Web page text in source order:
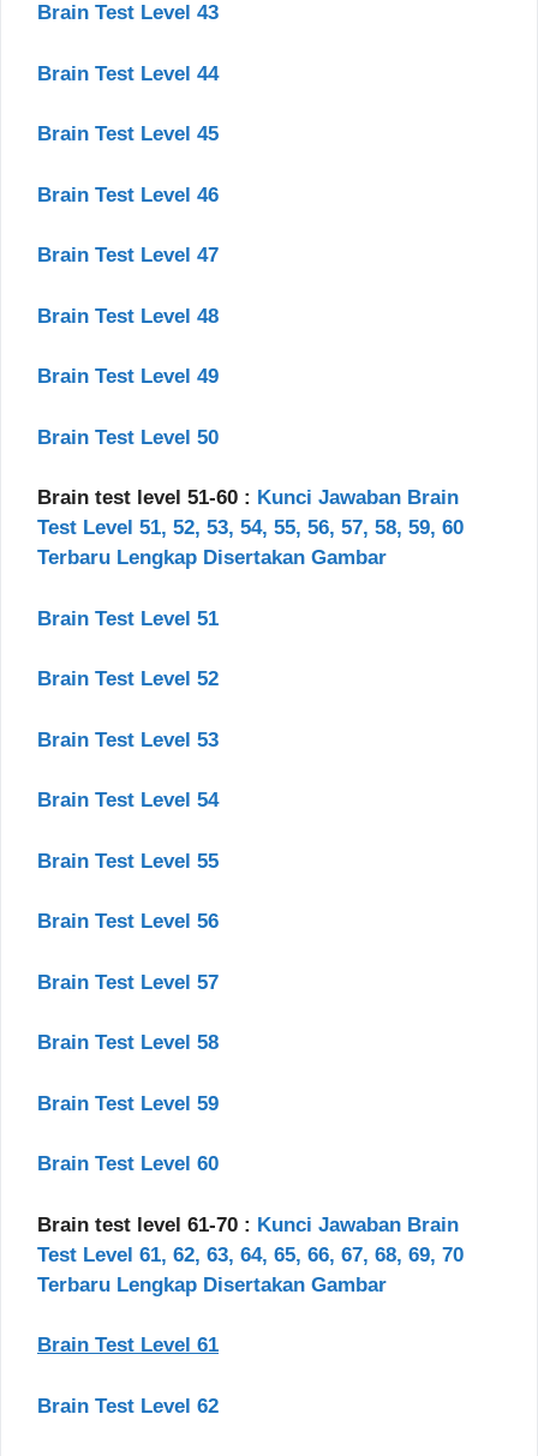
Brain Test Level 43
Brain Test Level 44
Brain Test Level 45
Brain Test Level 46
Brain Test Level 47
Brain Test Level 48
Brain Test Level 49
Brain Test Level 50
Brain test level 51-60 : Kunci Jawaban Brain
Test Level 51, 52, 53, 54, 55, 56, 57, 58, 59, 60
Terbaru Lengkap Disertakan Gambar
Brain Test Level 51
Brain Test Level 52
Brain Test Level 53
Brain Test Level 54
Brain Test Level 55
Brain Test Level 56
Brain Test Level 57
Brain Test Level 58
Brain Test Level 59
Brain Test Level 60
Brain test level 61-70 : Kunci Jawaban Brain
Test Level 61, 62, 63, 64, 65, 66, 67, 68, 69, 70
Terbaru Lengkap Disertakan Gambar
Brain Test Level 61
Brain Test Level 62